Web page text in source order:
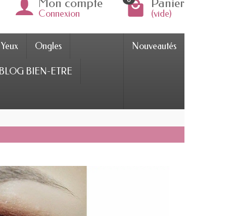
Connexion (vide)
Yeux Ongles
BLOG BIEN-ETRE
Nouveautés